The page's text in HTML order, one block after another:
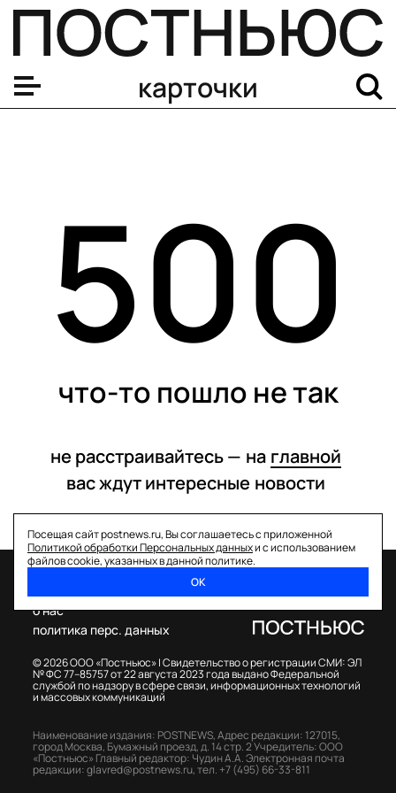
карточки
500
что-то пошло не так
не расстраивайтесь — на главной
вас ждут интересные новости
Посещая сайт postnews.ru, Вы соглашаетесь с приложенной
Политикой обработки Персональных данныхи с использованием
файлов cookie, указанных в данной политике.
ОК
© 2026 ООО «Постньюс» |Свидетельство о регистрации СМИ: ЭЛ
№ ФС 77–85757 от 22 августа 2023 года выдано Федеральной
службой по надзору в сфере связи, информационных технологий
и массовых коммуникаций
о нас
политика перс. данных
Наименование издания: POSTNEWS,Адрес редакции: 127015,
город Москва, Бумажный проезд, д. 14 стр. 2Учредитель: ООО
«Постньюс» Главный редактор: Чудин А.А.Электронная почта
редакции:glavred@postnews.ru,тел. +7 (495) 66-33-811